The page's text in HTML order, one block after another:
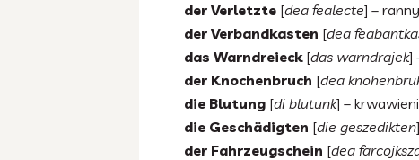
der Verletzte[dea fealecte] – ranny
der Verbandkasten [dea
das Warndreieck[das warndrajek
der Knochenbruch [dea
die Blutung[di blutunk] –
die Geschädigten [die geszedikten
der Fahrzeugschein [dea